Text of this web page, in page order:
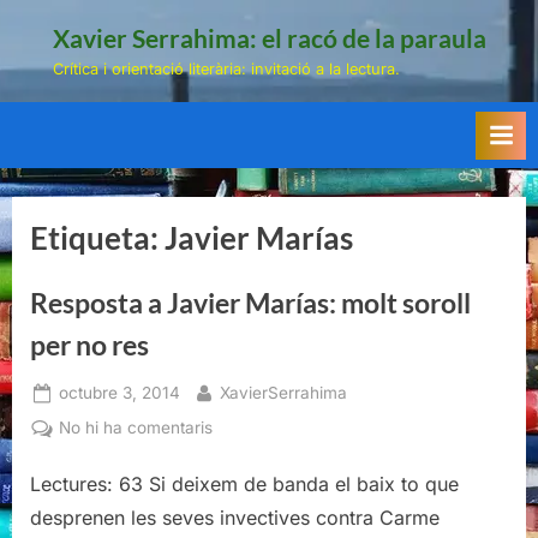
Xavier Serrahima: el racó de la paraula
Crítica i orientació literària: invitació a la lectura.
Etiqueta:Javier Marías
Resposta a Javier Marías: molt soroll
per no res
Posted
on
octubre 3, 2014 By
XavierSerrahima
No hi ha comentarisa
a
Javier
Lectures: 63 Si deixem de banda el baix to que
desprenen les seves invectives contra Carme